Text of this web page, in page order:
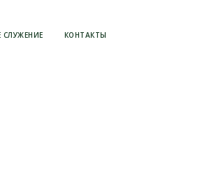
КОНТАКТЫ